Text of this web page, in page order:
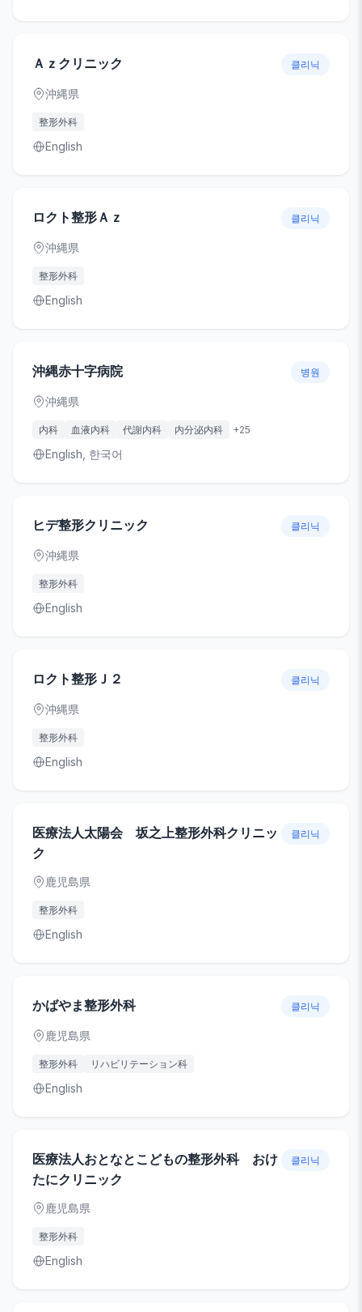
Ａｚクリニック 클리닉
沖縄県
整形外科
English
ロクト整形Ａｚ 클리닉
沖縄県
整形外科
English
沖縄赤十字病院 병원
沖縄県
内科 血液内科 代謝内科 内分泌内科 +25
English, 한국어
ヒデ整形クリニック 클리닉
沖縄県
整形外科
English
ロクト整形Ｊ２ 클리닉
沖縄県
整形外科
English
医療法人太陽会 坂之上整形外科クリニッ
ク
클리닉
鹿児島県
整形外科
English
かばやま整形外科 클리닉
鹿児島県
整形外科 リハビリテーション科
English
医療法人おとなとこどもの整形外科 おけ
たにクリニック
클리닉
鹿児島県
整形外科
English